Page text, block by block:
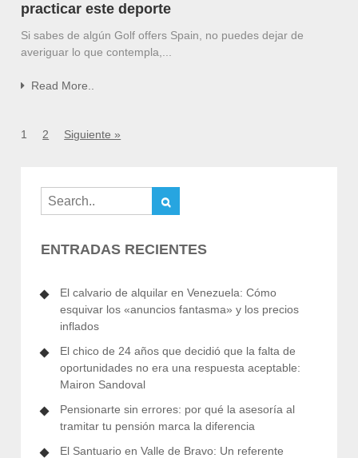
practicar este deporte
Si sabes de algún Golf offers Spain, no puedes dejar de
averiguar lo que contempla,...
Read More..
1 2 Siguiente »
ENTRADAS RECIENTES
El calvario de alquilar en Venezuela: Cómo
esquivar los «anuncios fantasma» y los precios
inflados
El chico de 24 años que decidió que la falta de
oportunidades no era una respuesta aceptable:
Mairon Sandoval
Pensionarte sin errores: por qué la asesoría al
tramitar tu pensión marca la diferencia
El Santuario en Valle de Bravo: Un referente